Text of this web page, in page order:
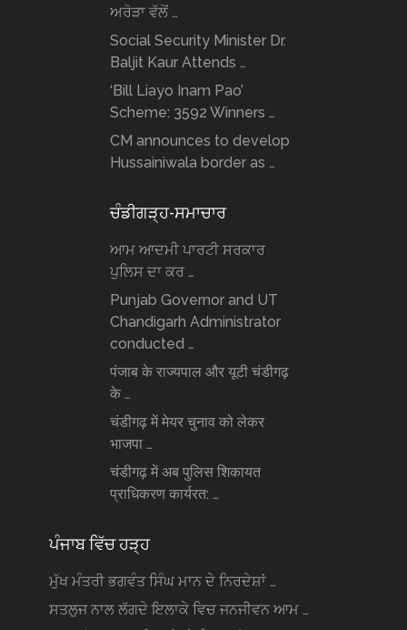
ਅਰੋੜਾ ਵੱਲੋਂ …
Social Security Minister Dr.
Baljit Kaur Attends …
‘Bill Liayo Inam Pao’
Scheme: 3592 Winners …
CM announces to develop
Hussainiwala border as …
ਚੰਡੀਗੜ੍ਹ-ਸਮਾਚਾਰ
ਆਮ ਆਦਮੀ ਪਾਰਟੀ ਸਰਕਾਰ
ਪੁਲਿਸ ਦਾ ਕਰ …
Punjab Governor and UT
Chandigarh Administrator
conducted …
पंजाब के राज्यपाल और यूटी चंडीगढ़
के …
चंडीगढ़ में मेयर चुनाव को लेकर
भाजपा …
चंडीगढ़ में अब पुलिस शिकायत
प्राधिकरण कार्यरत: …
ਪੰਜਾਬ ਵਿੱਚ ਹੜ੍ਹ
ਮੁੱਖ ਮੰਤਰੀ ਭਗਵੰਤ ਸਿੰਘ ਮਾਨ ਦੇ ਨਿਰਦੇਸ਼ਾਂ …
ਸਤਲੁਜ ਨਾਲ ਲੱਗਦੇ ਇਲਾਕੇ ਵਿਚ ਜਨਜੀਵਨ ਆਮ …